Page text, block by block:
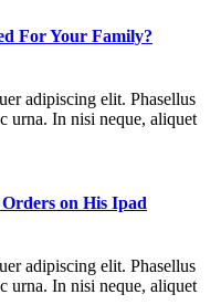
For Your Family?
adipiscing elit. Phasellus
urna. In nisi neque, aliquet
on His Ipad
adipiscing elit. Phasellus
urna. In nisi neque, aliquet